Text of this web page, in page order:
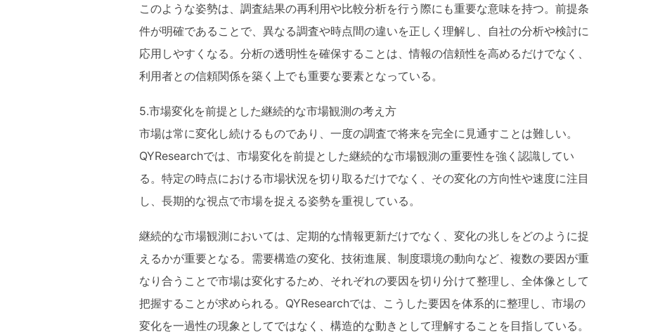
このような姿勢は、調査結果の再利用や比較分析を行う際にも重要な意味を持つ。前提条
件が明確であることで、異なる調査や時点間の違いを正しく理解し、自社の分析や検討に
応用しやすくなる。分析の透明性を確保することは、情報の信頼性を高めるだけでなく、
利用者との信頼関係を築く上でも重要な要素となっている。
5.市場変化を前提とした継続的な市場観測の考え方
市場は常に変化し続けるものであり、一度の調査で将来を完全に見通すことは難しい。
QYResearchでは、市場変化を前提とした継続的な市場観測の重要性を強く認識してい
る。特定の時点における市場状況を切り取るだけでなく、その変化の方向性や速度に注目
し、長期的な視点で市場を捉える姿勢を重視している。
継続的な市場観測においては、定期的な情報更新だけでなく、変化の兆しをどのように捉
えるかが重要となる。需要構造の変化、技術進展、制度環境の動向など、複数の要因が重
なり合うことで市場は変化するため、それぞれの要因を切り分けて整理し、全体像として
把握することが求められる。QYResearchでは、こうした要因を体系的に整理し、市場の
変化を一過性の現象としてではなく、構造的な動きとして理解することを目指している。